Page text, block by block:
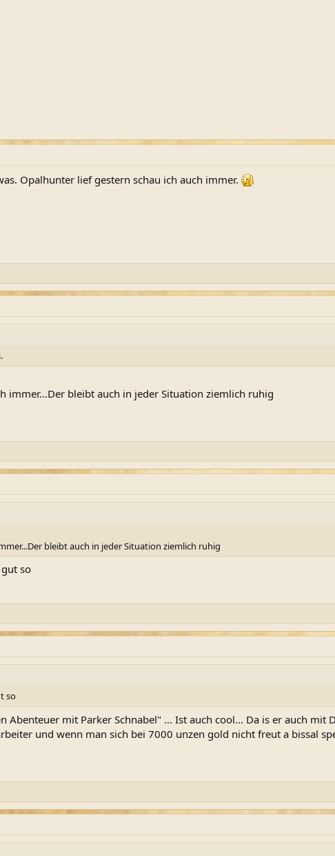
Opalhunter lief gestern schau ich auch immer.
immer...Der bleibt auch in jeder Situation ziemlich ruhig
bleibt auch in jeder Situation ziemlich ruhig
so
so
Abenteuer mit Parker Schnabel" ... Ist auch cool... Da is er auch
und wenn man sich bei 7000 unzen gold nicht freut a bissal